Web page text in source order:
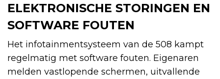
ELEKTRONISCHE STORINGEN EN
SOFTWARE FOUTEN
Het infotainmentsysteem van de 508 kampt
regelmatig met software fouten. Eigenaren
melden vastlopende schermen, uitvallende